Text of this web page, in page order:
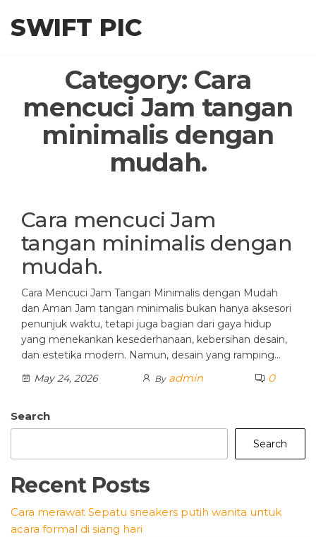
SWIFT PIC
Category: Cara
mencuci Jam tangan
minimalis dengan
mudah.
Cara mencuci Jam
tangan minimalis dengan
mudah.
Cara Mencuci Jam Tangan Minimalis dengan Mudah
dan Aman Jam tangan minimalis bukan hanya aksesori
penunjuk waktu, tetapi juga bagian dari gaya hidup
yang menekankan kesederhanaan, kebersihan desain,
dan estetika modern. Namun, desain yang ramping…
May 24, 2026
By admin 0
Search
Search
Recent Posts
Cara merawat Sepatu sneakers putih wanita untuk
acara formal di siang hari